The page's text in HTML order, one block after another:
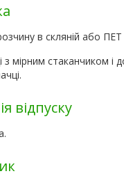
в скляній або ПЕТ
з мірним стаканчиком і
відпуску